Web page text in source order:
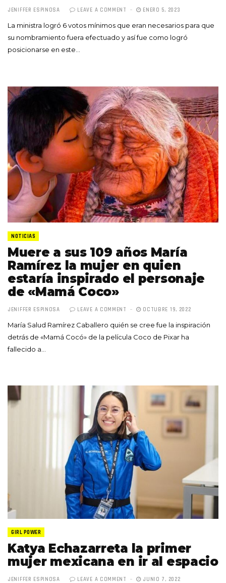
JENIFFER ESPINOSA LEAVE A COMMENT ENERO 5, 2023
La ministra logró 6 votos mínimos que eran necesarios para que
su nombramiento fuera efectuado y así fue como logró
posicionarse en este…
NOTICIAS
Muere a sus 109 años María
Ramírez la mujer en quien
estaría inspirado el personaje
de «Mamá Coco»
JENIFFER ESPINOSA LEAVE A COMMENT OCTUBRE 19, 2022
María Salud Ramírez Caballero quién se cree fue la inspiración
detrás de «Mamá Cocó» de la película Coco de Pixar ha
fallecido a…
GIRL POWER
Katya Echazarreta la primer
mujer mexicana en ir al espacio
JENIFFER ESPINOSA LEAVE A COMMENT JUNIO 7, 2022